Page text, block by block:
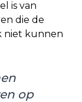
is van
die de
niet kunnen
op